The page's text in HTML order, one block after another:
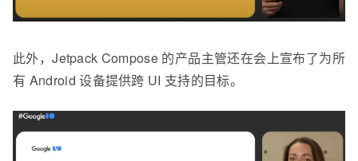
此外，Jetpack Compose 的产品主管还在会上宣布了为所
有 Android 设备提供跨 UI 支持的目标。